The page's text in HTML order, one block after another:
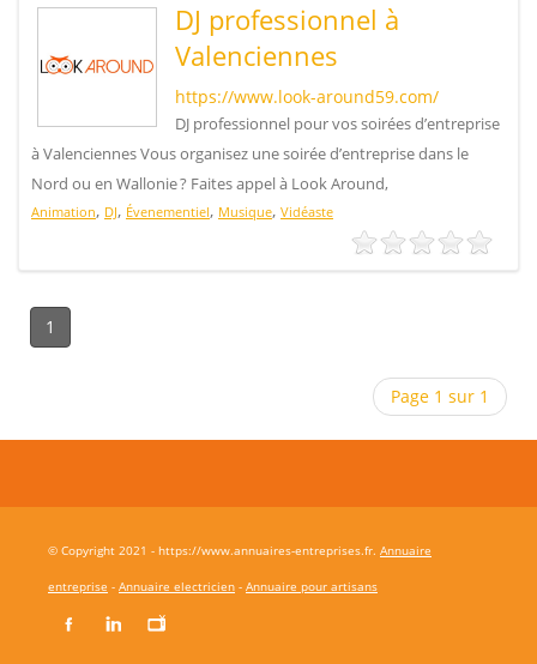
DJ professionnel à
Valenciennes
https://www.look-around59.com/
DJ professionnel pour vos soirées d’entreprise
à Valenciennes Vous organisez une soirée d’entreprise dans le
Nord ou en Wallonie ? Faites appel à Look Around,
Animation, DJ, Évenementiel, Musique, Vidéaste
1
Page 1 sur 1
© Copyright 2021 - https://www.annuaires-entreprises.fr. Annuaire
entreprise - Annuaire electricien - Annuaire pour artisans